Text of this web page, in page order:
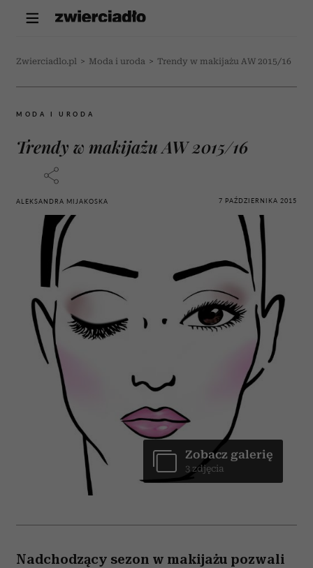
Zwierciadlo.pl > Moda i uroda > Trendy w makijażu AW 2015/16
MODA I URODA
Trendy w makijażu AW 2015/16
ALEKSANDRA MIJAKOSKA 7 PAŹDZIERNIKA 2015
Zobacz galerię
3 zdjęcia
Nadchodzący sezon w makijażu pozwali